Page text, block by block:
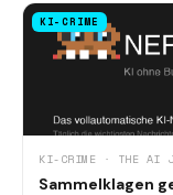
KI-CRIME
KI-CRIME · THE AI
Sammelklagen